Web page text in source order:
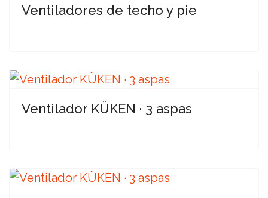
Ventiladores de techo y pie
Ventilador KÜKEN · 3 aspas